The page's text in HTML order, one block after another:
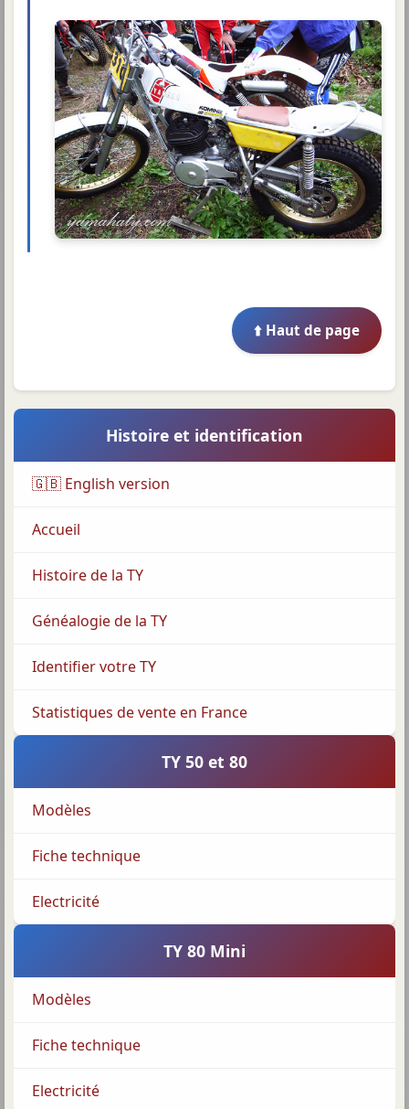
Histoire et identification
🇬🇧 English version
Accueil
Histoire de la TY
Généalogie de la TY
Identifier votre TY
Statistiques de vente en France
TY 50 et 80
Modèles
Fiche technique
Electricité
TY 80 Mini
Modèles
Fiche technique
Electricité
⬆️ Haut de page